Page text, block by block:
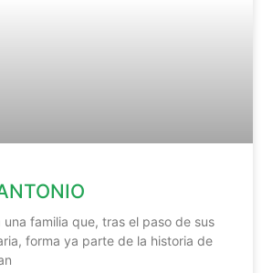
familia que, tras el paso de sus
forma ya parte de la historia de